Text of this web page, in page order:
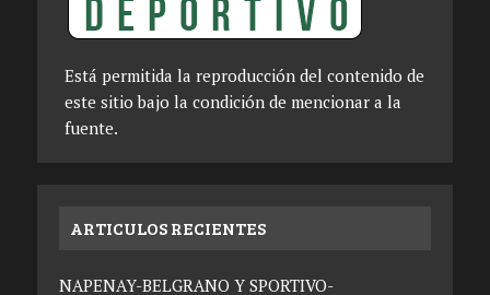
Está permitida la reproducción del contenido de
este sitio bajo la condición de mencionar a la
fuente.
ARTICULOS RECIENTES
NAPENAY-BELGRANO Y SPORTIVO-